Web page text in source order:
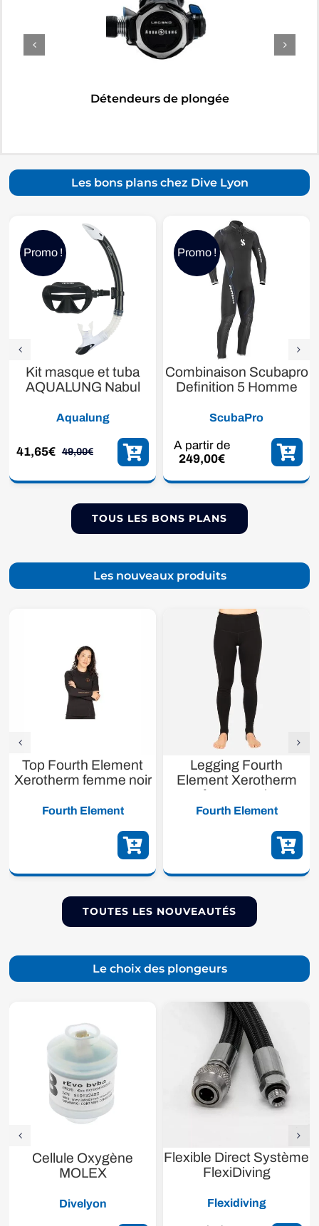
Détendeurs de plongée
Les bons plans chez Dive Lyon
Promo !
Kit masque et tuba
AQUALUNG Nabul
Aqualung
49,00€Le
initial
49,00€.
41,65€
Le
actuel
41,65€.
Promo !
Combinaison Scubapro
Definition 5 Homme
ScubaPro
A partir de
249,00€
TOUS LES BONS PLANS
Les nouveaux produits
Top Fourth Element
Xerotherm femme noir
Fourth Element
Legging Fourth
Element Xerotherm
femme noir
Fourth Element
TOUTES LES NOUVEAUTÉS
Le choix des plongeurs
Cellule Oxygène
MOLEX
Divelyon
Flexible Direct Système
FlexiDiving
Flexidiving